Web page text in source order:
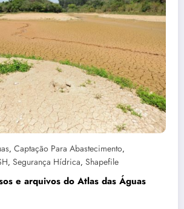
, Captação Para Abastecimento,
, Segurança Hídrica, Shapefile
e arquivos do Atlas das Águas